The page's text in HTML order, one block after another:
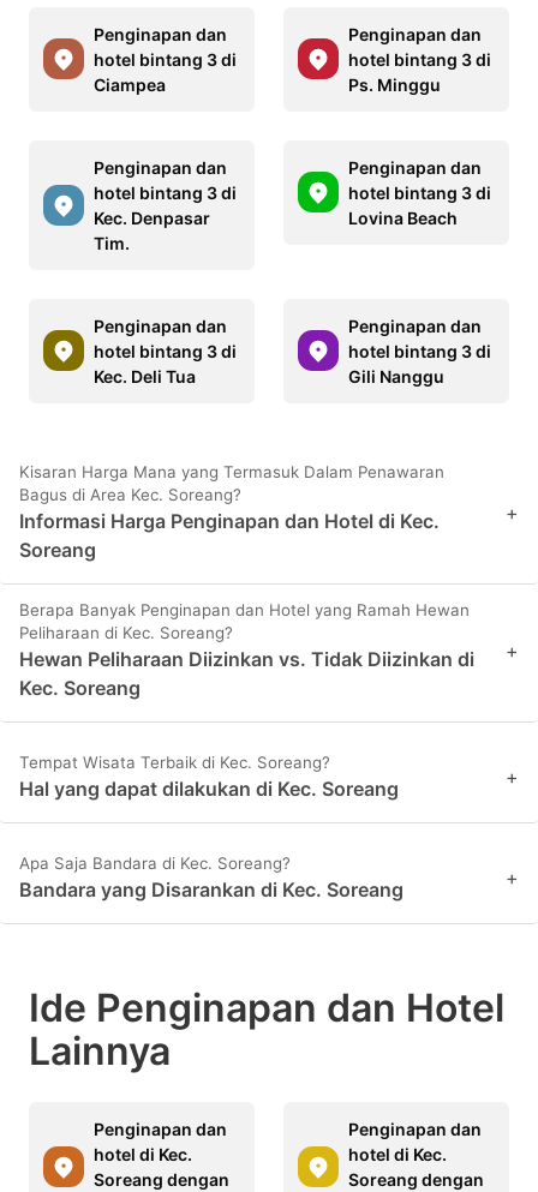
Penginapan dan
hotel bintang 3 di
Ciampea
Penginapan dan
hotel bintang 3 di
Ps. Minggu
Penginapan dan
hotel bintang 3 di
Kec. Denpasar
Tim.
Penginapan dan
hotel bintang 3 di
Lovina Beach
Penginapan dan
hotel bintang 3 di
Kec. Deli Tua
Penginapan dan
hotel bintang 3 di
Gili Nanggu
Kisaran Harga Mana yang Termasuk Dalam Penawaran
Bagus di Area Kec. Soreang?
Informasi Harga Penginapan dan Hotel di Kec.
Soreang
+
Berapa Banyak Penginapan dan Hotel yang Ramah Hewan
Peliharaan di Kec. Soreang?
Hewan Peliharaan Diizinkan vs. Tidak Diizinkan di
Kec. Soreang
+
Tempat Wisata Terbaik di Kec. Soreang?
Hal yang dapat dilakukan di Kec. Soreang +
Apa Saja Bandara di Kec. Soreang?
Bandara yang Disarankan di Kec. Soreang +
Ide Penginapan dan Hotel
Lainnya
Penginapan dan
hotel di Kec.
Soreang dengan
Penginapan dan
hotel di Kec.
Soreang dengan